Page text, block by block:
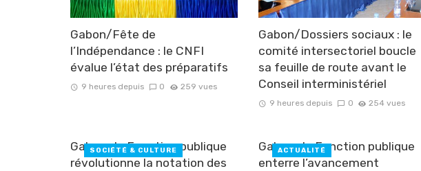
Gabon/Fête de
l’Indépendance : le CNFI
évalue l’état des préparatifs
9 heures depuis 0 259 vues
Gabon/Dossiers sociaux : le
comité intersectoriel boucle
sa feuille de route avant le
Conseil interministériel
9 heures depuis 0 254 vues
Gabon : la Fonction publique
révolutionne la notation des
SOCIÉTÉ & CULTURE
Gabon : la Fonction publique
enterre l’avancement
ACTUALITÉ